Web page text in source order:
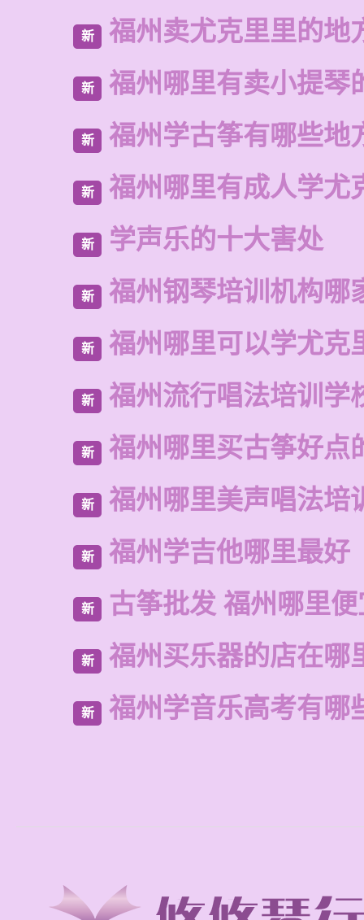
新 福州卖尤克里里的地
新 福州哪里有卖小提琴
新 福州学古筝有哪些地
新 福州哪里有成人学尤
新 学声乐的十大害处
新 福州钢琴培训机构哪
新 福州哪里可以学尤克
新 福州流行唱法培训学
新 福州哪里买古筝好点
新 福州哪里美声唱法培
新 福州学吉他哪里最好
新 古筝批发 福州哪里
新 福州买乐器的店在哪
新 福州学音乐高考有哪